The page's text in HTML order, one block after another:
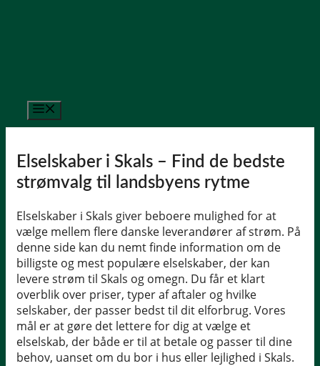
Elselskaber i Skals – Find de bedste
strømvalg til landsbyens rytme
Elselskaber i Skals giver beboere mulighed for at
vælge mellem flere danske leverandører af strøm. På
denne side kan du nemt finde information om de
billigste og mest populære elselskaber, der kan
levere strøm til Skals og omegn. Du får et klart
overblik over priser, typer af aftaler og hvilke
selskaber, der passer bedst til dit elforbrug. Vores
mål er at gøre det lettere for dig at vælge et
elselskab, der både er til at betale og passer til dine
behov, uanset om du bor i hus eller lejlighed i Skals.